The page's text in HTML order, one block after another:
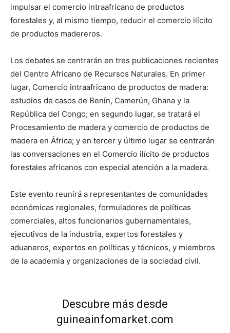
impulsar el comercio intraafricano de productos
forestales y, al mismo tiempo, reducir el comercio ilícito
de productos madereros.
Los debates se centrarán en tres publicaciones recientes
del Centro Africano de Recursos Naturales. En primer
lugar, Comercio intraafricano de productos de madera:
estudios de casos de Benín, Camerún, Ghana y la
República del Congo; en segundo lugar, se tratará el
Procesamiento de madera y comercio de productos de
madera en África; y en tercer y último lugar se centrarán
las conversaciones en el Comercio ilícito de productos
forestales africanos con especial atención a la madera.
Este evento reunirá a representantes de comunidades
económicas regionales, formuladores de políticas
comerciales, altos funcionarios gubernamentales,
ejecutivos de la industria, expertos forestales y
aduaneros, expertos en políticas y técnicos, y miembros
de la academia y organizaciones de la sociedad civil.
Descubre más desde
guineainfomarket.com